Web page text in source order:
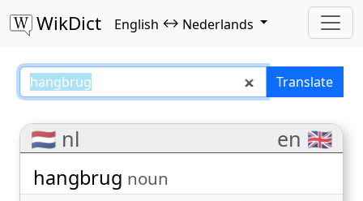
WikDict English ↔ Nederlands
hangbrug – Translate
🇳🇱 nl en 🇬🇧
hangbrug noun